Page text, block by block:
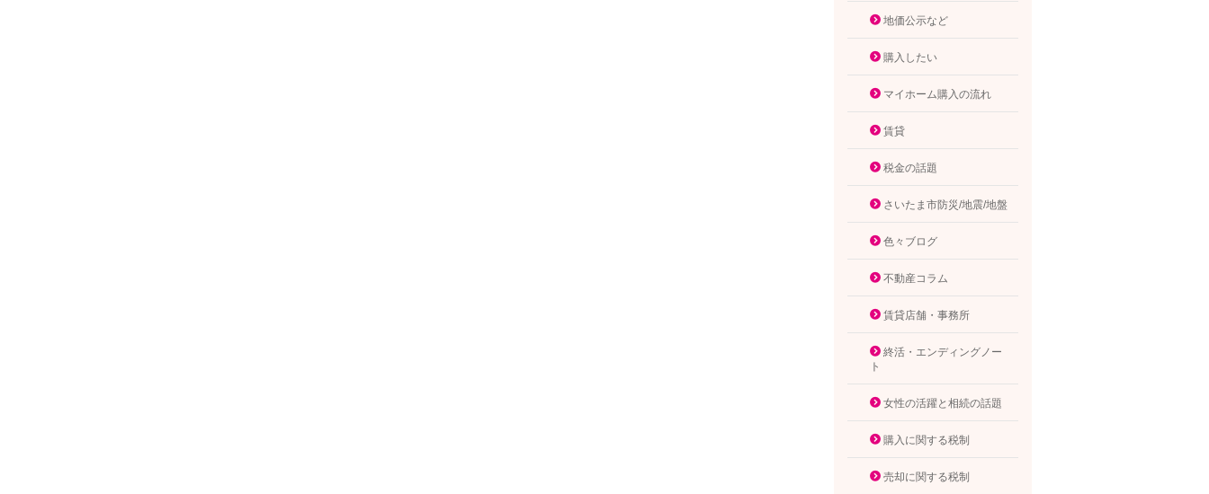
地価公示など
購入したい
マイホーム購入の流れ
賃貸
税金の話題
さいたま市防災/地震/地盤
色々ブログ
不動産コラム
賃貸店舗・事務所
終活・エンディングノー
ト
女性の活躍と相続の話題
購入に関する税制
売却に関する税制